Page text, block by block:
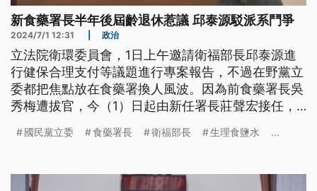
新食藥署長半年後屆齡退休惹議 邱泰源駁派系鬥爭
2024/7/1 12:31 政治
立法院衛環委員會，1日上午邀請衛福部長邱泰源進
行健保合理支付等議題進行專案報告，不過在野黨立
委都把焦點放在食藥署換人風波。因為前食藥署長吳
秀梅遭拔官，今（1）日起由新任署長莊聲宏接任，
對此衛福部長邱泰源予以駁斥，並強調這是一種人生
國民黨立委 食藥署長 衛福部長 生理食鹽水 ...